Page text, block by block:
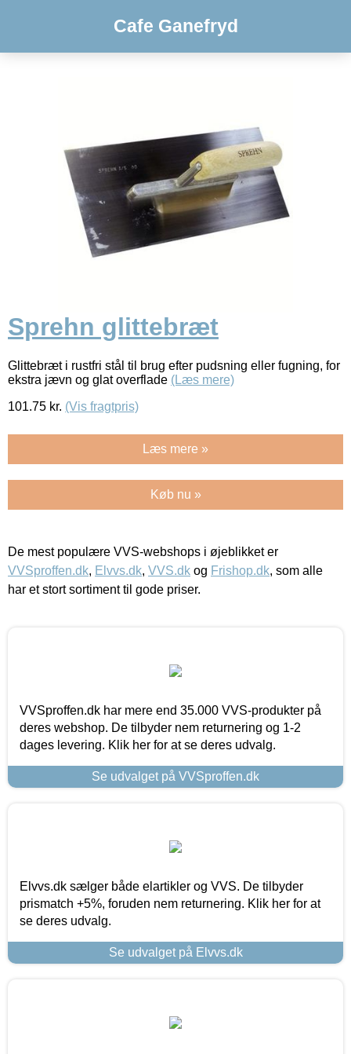
Cafe Ganefryd
Sprehn glittebræt
Glittebræt i rustfri stål til brug efter pudsning eller fugning, for
ekstra jævn og glat overflade (Læs mere)
101.75 kr. (Vis fragtpris)
Læs mere »
Køb nu »
De mest populære VVS-webshops i øjeblikket er
VVSproffen.dk, Elvvs.dk, VVS.dk og Frishop.dk, som alle
har et stort sortiment til gode priser.
VVSproffen.dk har mere end 35.000 VVS-produkter på
deres webshop. De tilbyder nem returnering og 1-2
dages levering. Klik her for at se deres udvalg.
Se udvalget på VVSproffen.dk
Elvvs.dk sælger både elartikler og VVS. De tilbyder
prismatch +5%, foruden nem returnering. Klik her for at
se deres udvalg.
Se udvalget på Elvvs.dk